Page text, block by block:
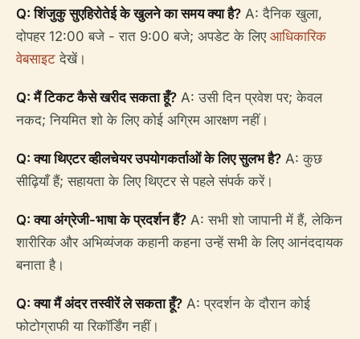
Q: शिंजुकु सुएहिरोतेई के खुलने का समय क्या है? A: दैनिक खुला,
दोपहर 12:00 बजे - रात 9:00 बजे; अपडेट के लिए आधिकारिक
वेबसाइट देखें।
Q: मैं टिकट कैसे खरीद सकता हूँ? A: उसी दिन प्रवेश पर; केवल
नकद; नियमित शो के लिए कोई अग्रिम आरक्षण नहीं।
Q: क्या थिएटर व्हीलचेयर उपयोगकर्ताओं के लिए सुलभ है? A: कुछ
सीढ़ियाँ हैं; सहायता के लिए थिएटर से पहले संपर्क करें।
Q: क्या अंग्रेजी-भाषा के प्रदर्शन हैं? A: सभी शो जापानी में हैं, लेकिन
शारीरिक और अभिव्यंजक कहानी कहना उन्हें सभी के लिए आनंददायक
बनाता है।
Q: क्या मैं अंदर तस्वीरें ले सकता हूँ? A: प्रदर्शन के दौरान कोई
फोटोग्राफी या रिकॉर्डिंग नहीं।